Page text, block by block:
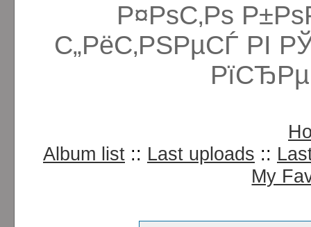
Р¤РѕС‚Рѕ
С„РёС‚РЅРµСЃ РІ
Album list :: Last uploads ::
My